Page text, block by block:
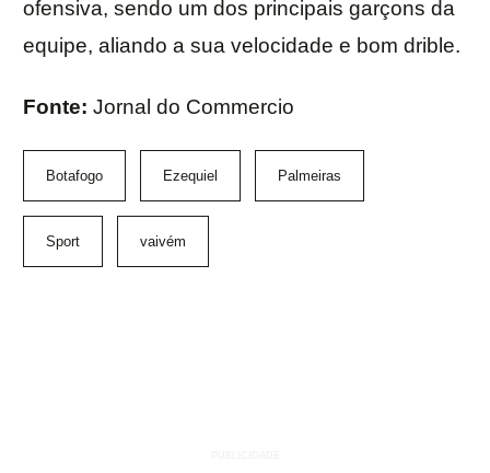
ofensiva, sendo um dos principais garçons da
equipe, aliando a sua velocidade e bom drible.
Fonte: Jornal do Commercio
Botafogo Ezequiel Palmeiras
Sport vaivém